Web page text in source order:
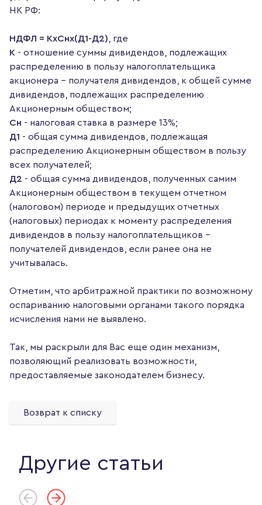
НК РФ:
НДФЛ = КхСнх(Д1-Д2), где
К - отношение суммы дивидендов, подлежащих
распределению в пользу налогоплательщика
акционера - получателя дивидендов, к общей сумме
дивидендов, подлежащих распределению
Акционерным обществом;
Сн - налоговая ставка в размере 13%;
Д1 - общая сумма дивидендов, подлежащая
распределению Акционерным обществом в пользу
всех получателей;
Д2 - общая сумма дивидендов, полученных самим
Акционерным обществом в текущем отчетном
(налоговом) периоде и предыдущих отчетных
(налоговых) периодах к моменту распределения
дивидендов в пользу налогоплательщиков -
получателей дивидендов, если ранее она не
учитывалась.
Отметим, что арбитражной практики по возможному
оспариванию налоговыми органами такого порядка
исчисления нами не выявлено.
Так, мы раскрыли для Вас еще один механизм,
позволяющий реализовать возможности,
предоставляемые законодателем бизнесу.
Возврат к списку
Другие статьи